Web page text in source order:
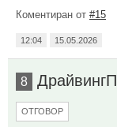
Коментиран от #15
12:04 15.05.2026
8
ОТГОВОР